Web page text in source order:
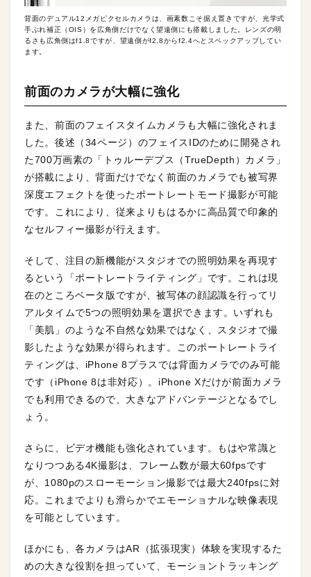
背面のデュアル12メガピクセルカメラは、画素数こそ据え置きですが、光学式
手ぶれ補正（OIS）を広角側だけでなく望遠側にも搭載しました。レンズの明
るさも広角側はf1.8ですが、望遠側がf2.8からf2.4へとスペックアップしてい
ます。
前面のカメラが大幅に強化
また、前面のフェイスタイムカメラも大幅に強化されま
した。後述（34ページ）のフェイスIDのために開発され
た700万画素の「トゥルーデプス（TrueDepth）カメラ」
が搭載により、背面だけでなく前面のカメラでも被写界
深度エフェクトを使ったポートレートモード撮影が可能
です。これにより、従来よりもはるかに高品質で印象的
なセルフィー撮影が行えます。
そして、注目の新機能がスタジオでの照明効果を再現す
るという「ポートレートライティング」です。これは現
在のところベータ版ですが、被写体の顔認識を行ってリ
アルタイムで5つの照明効果を選択できます。いずれも
「美肌」のような不自然な効果ではなく、スタジオで撮
影したような効果が得られます。このポートレートライ
ティングは、iPhone 8プラスでは背面カメラでのみ可能
です（iPhone 8は非対応）。iPhone Xだけが前面カメラ
でも利用できるので、大きなアドバンテージとなるでし
ょう。
さらに、ビデオ機能も強化されています。もはや常識と
なりつつある4K撮影は、フレーム数が最大60fpsです
が、1080pのスローモーション撮影では最大240fpsに対
応。これまでよりも滑らかでエモーショナルな映像表現
を可能としています。
ほかにも、各カメラはAR（拡張現実）体験を実現するた
めの大きな役割を担っていて、モーショントラッキング